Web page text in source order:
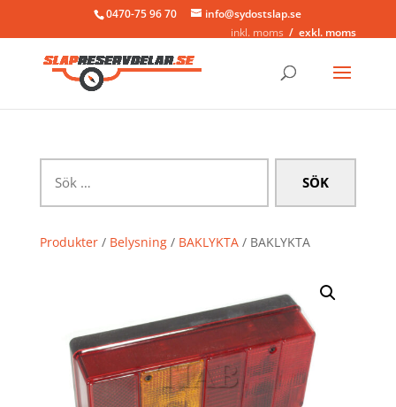
0470-75 96 70
info@sydostslap.se
inkl. moms
exkl. moms
efter:
Produkter/ Belysning/ BAKLYKTA/ BAKLYKTA